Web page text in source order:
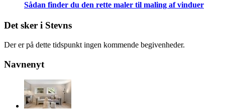
Sådan finder du den rette maler til maling af vinduer
Det sker i Stevns
Der er på dette tidspunkt ingen kommende begivenheder.
Navnenyt